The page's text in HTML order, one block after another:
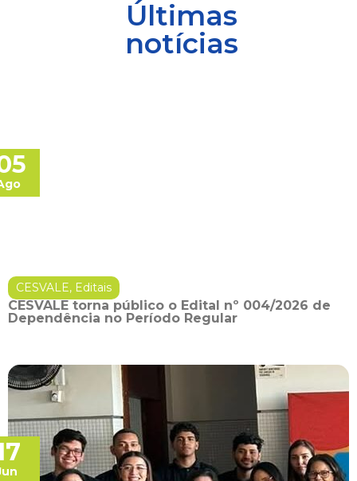
Últimas
notícias
CESVALE, Editais
CESVALE torna público o Edital nº 004/2026 de
Dependência no Período Regular